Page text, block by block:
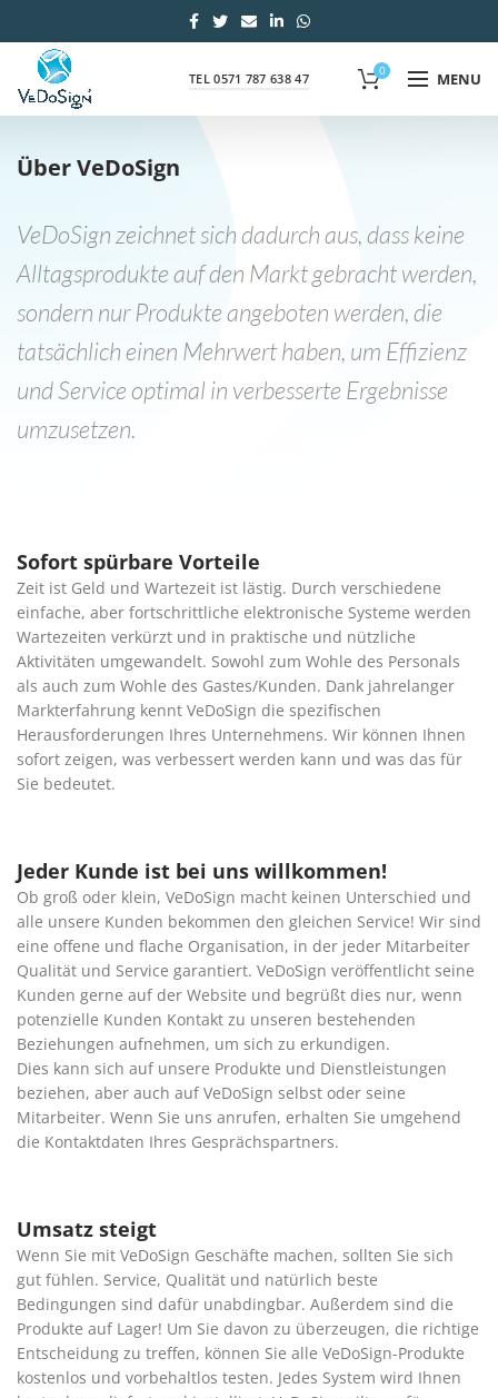
TEL 0571 787 638 47
0 MENU
Über VeDoSign
VeDoSign zeichnet sich dadurch aus, dass keine
Alltagsprodukte auf den Markt gebracht werden,
sondern nur Produkte angeboten werden, die
tatsächlich einen Mehrwert haben, um Effizienz
und Service optimal in verbesserte Ergebnisse
umzusetzen.
Sofort spürbare Vorteile
Zeit ist Geld und Wartezeit ist lästig. Durch verschiedene
einfache, aber fortschrittliche elektronische Systeme werden
Wartezeiten verkürzt und in praktische und nützliche
Aktivitäten umgewandelt. Sowohl zum Wohle des Personals
als auch zum Wohle des Gastes/Kunden. Dank jahrelanger
Markterfahrung kennt VeDoSign die spezifischen
Herausforderungen Ihres Unternehmens. Wir können Ihnen
sofort zeigen, was verbessert werden kann und was das für
Sie bedeutet.
Jeder Kunde ist bei uns willkommen!
Ob groß oder klein, VeDoSign macht keinen Unterschied und
alle unsere Kunden bekommen den gleichen Service! Wir sind
eine offene und flache Organisation, in der jeder Mitarbeiter
Qualität und Service garantiert. VeDoSign veröffentlicht seine
Kunden gerne auf der Website und begrüßt dies nur, wenn
potenzielle Kunden Kontakt zu unseren bestehenden
Beziehungen aufnehmen, um sich zu erkundigen.
Dies kann sich auf unsere Produkte und Dienstleistungen
beziehen, aber auch auf VeDoSign selbst oder seine
Mitarbeiter. Wenn Sie uns anrufen, erhalten Sie umgehend
die Kontaktdaten Ihres Gesprächspartners.
Umsatz steigt
Wenn Sie mit VeDoSign Geschäfte machen, sollten Sie sich
gut fühlen. Service, Qualität und natürlich beste
Bedingungen sind dafür unabdingbar. Außerdem sind die
Produkte auf Lager! Um Sie davon zu überzeugen, die richtige
Entscheidung zu treffen, können Sie alle VeDoSign-Produkte
kostenlos und vorbehaltlos testen. Jedes System wird Ihnen